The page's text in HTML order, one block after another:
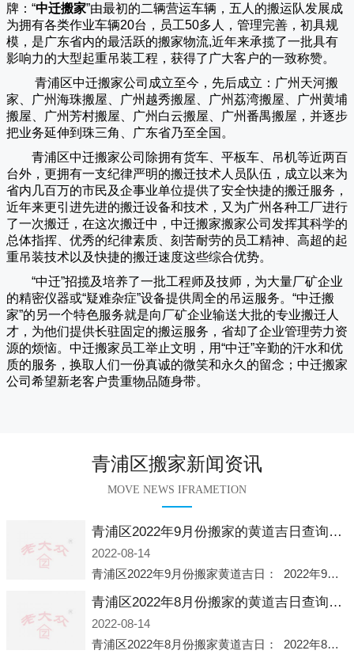
牌：“中迁搬家”由最初的二辆营运车辆，五人的搬运队发展成
为拥有各类作业车辆20台，员工50多人，管理完善，初具规
模，是广东省内的最活跃的搬家物流,近年来承揽了一批具有
影响力的大型起重吊装工程，获得了广大客户的一致称赞。
青浦区中迁搬家公司成立至今，先后成立：广州天河搬
家、广州海珠搬屋、广州越秀搬屋、广州荔湾搬屋、广州黄埔
搬屋、广州芳村搬屋、广州白云搬屋、广州番禺搬屋，并逐步
把业务延伸到珠三角、广东省乃至全国。
青浦区中迁搬家公司除拥有货车、平板车、吊机等近两百
台外，更拥有一支纪律严明的搬迁技术人员队伍，成立以来为
省内几百万的市民及企事业单位提供了安全快捷的搬迁服务，
近年来更引进先进的搬迁设备和技术，又为广州各种工厂进行
了一次搬迁，在这次搬迁中， 中迁搬家搬家公司发挥其科学的
总体指挥、优秀的纪律素质、刻苦耐劳的员工精神、高超的起
重吊装技术以及快捷的搬迁速度这些综合优势。
“中迁”招揽及培养了一批工程师及技师，为大量厂矿企业
的精密仪器或“疑难杂症”设备提供周全的吊运服务。“中迁搬
家”的另一个特色服务就是向厂矿企业输送大批的专业搬迁人
才，为他们提供长驻固定的搬运服务，省却了企业管理劳力资
源的烦恼。 中迁搬家员工举止文明，用“中迁”辛勤的汗水和优
质的服务，换取人们一份真诚的微笑和永久的留念； 中迁搬家
公司希望新老客户贵重物品随身带。
青浦区搬家新闻资讯
MOVE NEWS IFRAMETION
青浦区2022年9月份搬家的黄道吉日查询大全一览表哪天适合搬家好日子
2022-08-14
青浦区2022年9月份搬家黄道吉日： 2022年9月6日 「星期二」 农历八月十一2022年9月12日 「星期一」 农历八月十七2022年9月16日 「星期五」 农历八月廿一2022年9月2
青浦区2022年8月份搬家的黄道吉日查询大全一览表哪天适合搬家好日子
2022-08-14
青浦区2022年8月份搬家黄道吉日： 2022年8月2日 「星期二」 农历七月初五2022年8月6日 「星期六」 农历七月初九2022年8月8日 「星期一」 农历七月十一2022年8月10日 「